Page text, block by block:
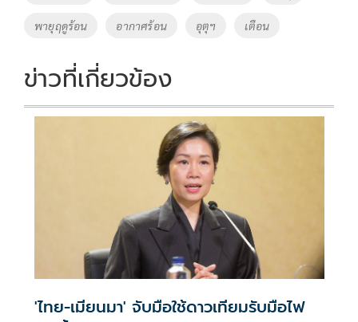
พายุฤดูร้อน อากาศร้อน อุตุฯ เตือน
ข่าวที่เกี่ยวข้อง
'ไทย-เมียนมา' จับมือใช้ดาวเทียมรับมือไฟ